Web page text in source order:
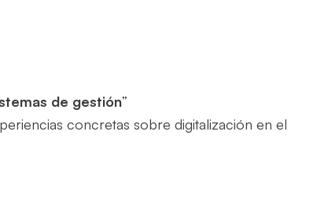
de gestión”
concretas sobre digitalización en el